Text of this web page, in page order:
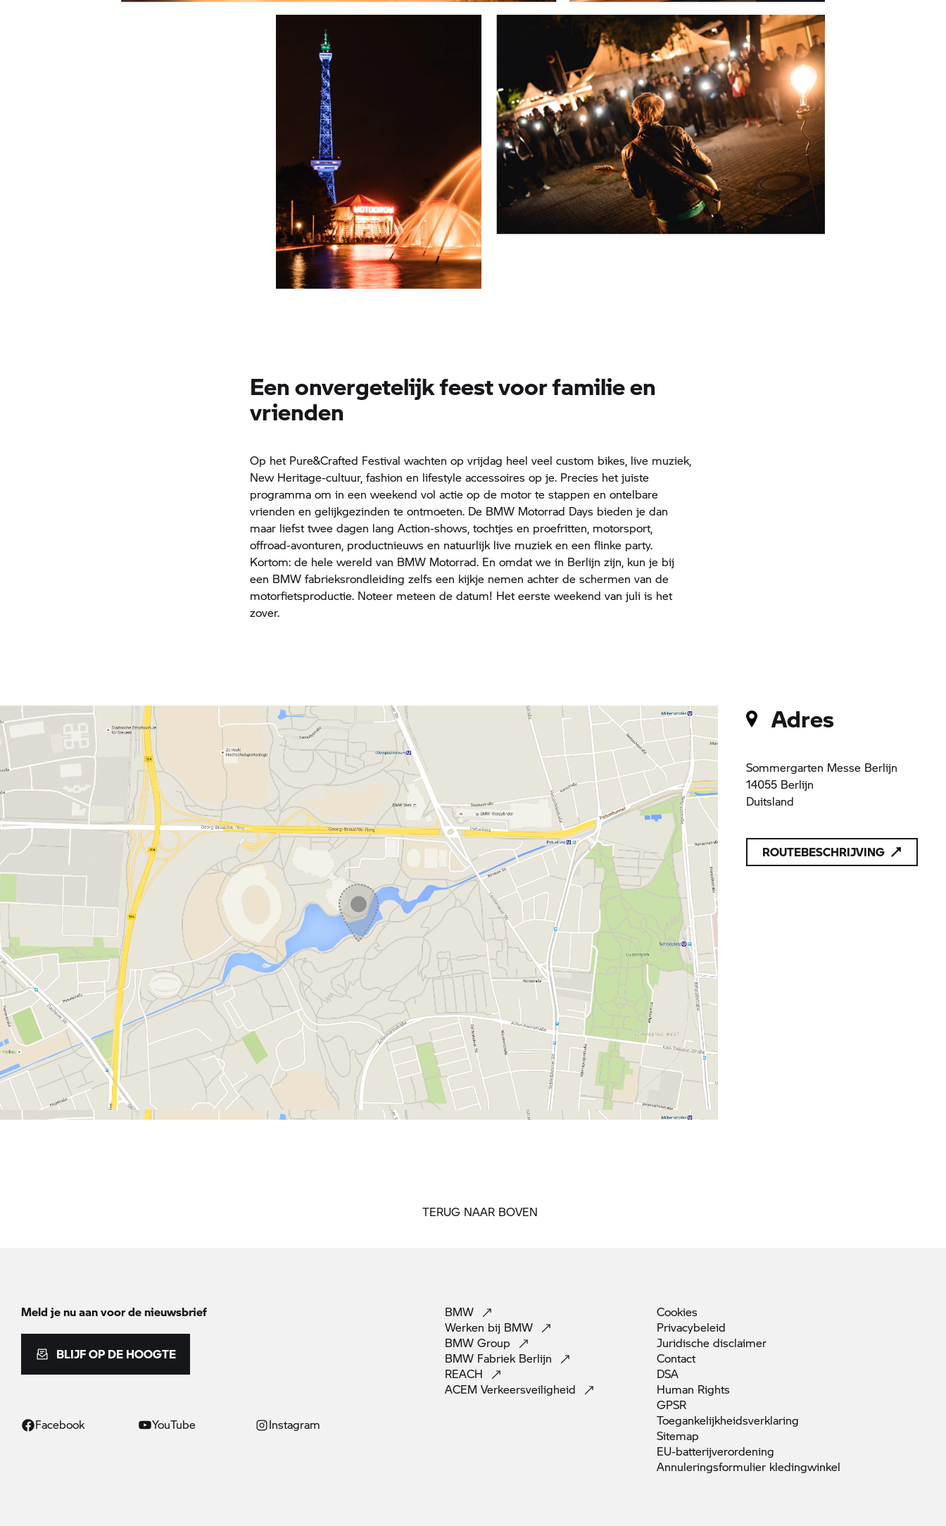
Een onvergetelijk feest voor familie en
vrienden
Op het Pure&Crafted Festival wachten op vrijdag heel veel custom bikes, live muziek,
New Heritage-cultuur, fashion en lifestyle accessoires op je. Precies het juiste
programma om in een weekend vol actie op de motor te stappen en ontelbare
vrienden en gelijkgezinden te ontmoeten. De BMW Motorrad Days bieden je dan
maar liefst twee dagen lang Action-shows, tochtjes en proefritten, motorsport,
offroad-avonturen, productnieuws en natuurlijk live muziek en een flinke party.
Kortom: de hele wereld van BMW Motorrad. En omdat we in Berlijn zijn, kun je bij
een BMW fabrieksrondleiding zelfs een kijkje nemen achter de schermen van de
motorfietsproductie. Noteer meteen de datum! Het eerste weekend van juli is het
zover.
Adres
Sommergarten Messe Berlijn
14055 Berlijn
Duitsland
ROUTEBESCHRIJVING
TERUG NAAR BOVEN
Meld je nu aan voor de nieuwsbrief
BLIJF OP DE HOOGTE
Facebook YouTube Instagram
BMW
Werken bij BMW
BMW Group
BMW Fabriek Berlijn
REACH
ACEM Verkeersveiligheid
Cookies
Privacybeleid
Juridische disclaimer
Contact
DSA
Human Rights
GPSR
Toegankelijkheidsverklaring
Sitemap
EU-batterijverordening
Annuleringsformulier kledingwinkel